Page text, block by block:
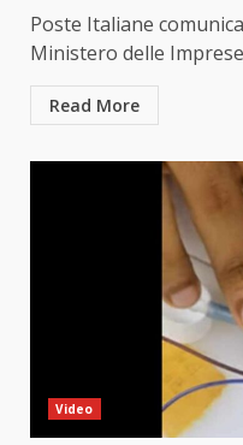
Poste Italiane
Ministero delle
Read More
Video